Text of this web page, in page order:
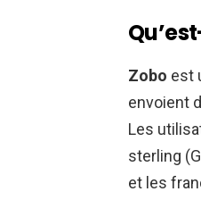
Zobo est
envoient
Les
sterling
et les